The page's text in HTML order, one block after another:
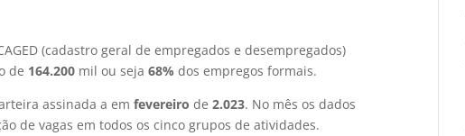
(cadastro geral de empregados e desempregados)
de 164.200 mil ou seja 68% dos empregos formais.
assinada a emfevereiro de2.023. No mês os dados
de vagas em todos os cinco grupos de atividades.